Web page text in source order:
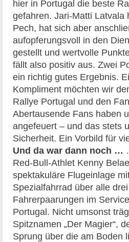
hier in Portugal die beste
gefahren. Jari-Matti Latvala
Pech, hat sich aber
aufopferungsvoll in den
gestellt und wertvolle
fällt also positiv aus. Zwei
ein richtig gutes Ergebnis.
Kompliment möchten wir
Rallye Portugal und den
Abertausende Fans haben
angefeuert – und das stets
Sicherheit. Ein Vorbild für
Und da war dann noch …
Red-Bull-Athlet Kenny
spektakuläre Flugeinlage
Spezialfahrrad über alle
Fahrerpaarungen im
Portugal. Nicht umsonst
Spitznamen „Der Magier“,
Sprung über die am Boden